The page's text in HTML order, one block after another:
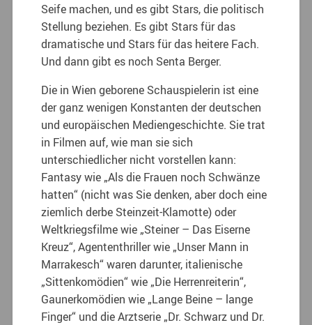
Seife machen, und es gibt Stars, die politisch
Stellung beziehen. Es gibt Stars für das
dramatische und Stars für das heitere Fach.
Und dann gibt es noch Senta Berger.
Die in Wien geborene Schauspielerin ist eine
der ganz wenigen Konstanten der deutschen
und europäischen Mediengeschichte. Sie trat
in Filmen auf, wie man sie sich
unterschiedlicher nicht vorstellen kann:
Fantasy wie „Als die Frauen noch Schwänze
hatten“ (nicht was Sie denken, aber doch eine
ziemlich derbe Steinzeit-Klamotte) oder
Weltkriegsfilme wie „Steiner – Das Eiserne
Kreuz“, Agententhriller wie „Unser Mann in
Marrakesch“ waren darunter, italienische
„Sittenkomödien“ wie „Die Herrenreiterin“,
Gaunerkomödien wie „Lange Beine – lange
Finger“ und die Arztserie „Dr. Schwarz und Dr.